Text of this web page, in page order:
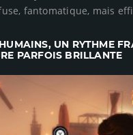
fantomatique, mais
UN RYTHME
PARFOIS BRILLANTE